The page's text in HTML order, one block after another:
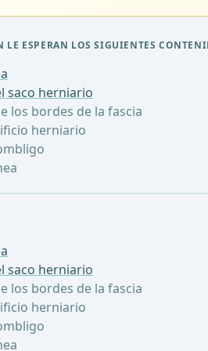
saco herniario
los bordes de la fascia
herniario
LE ESPERAN LOS SIGUIENTES
saco herniario
los bordes de la fascia
herniario